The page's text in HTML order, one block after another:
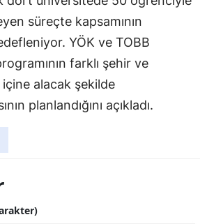
süreçte kapsamının
YÖK ve TOBB
farklı şehir ve
alacak şekilde
planlandığını açıkladı.